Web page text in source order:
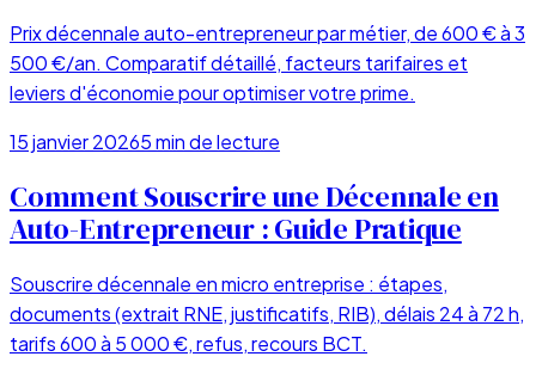
Prix décennale auto-entrepreneur par métier, de 600 € à 3
500 €/an. Comparatif détaillé, facteurs tarifaires et
leviers d'économie pour optimiser votre prime.
15 janvier 20265min de lecture
Comment Souscrire une Décennale en
Auto-Entrepreneur : Guide Pratique
Souscrire décennale en micro entreprise : étapes,
documents (extrait RNE, justificatifs, RIB), délais 24 à 72 h,
tarifs 600 à 5 000 €, refus, recours BCT.